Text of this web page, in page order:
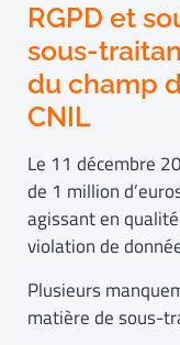
RGPD et
sous-
du champ
CNIL
Le 11 décembre
de 1 million
agissant en
violation de
Plusieurs
matière de sous-